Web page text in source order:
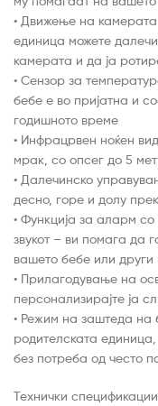
• Движење на
единица можете
камерата и да ја
• Сензор за
бебе е во пријатна и
годишното време
• Инфрацрвен ноќен
мрак, со опсег до 5
• Далечинско
десно, горе и долу
• Функција за аларм
звукот – ви помага да
вашето бебе или други
• Прилагодување на
персонализирајте ја
• Режим на заштеда на
родителската единица,
без потреба од често
Технички